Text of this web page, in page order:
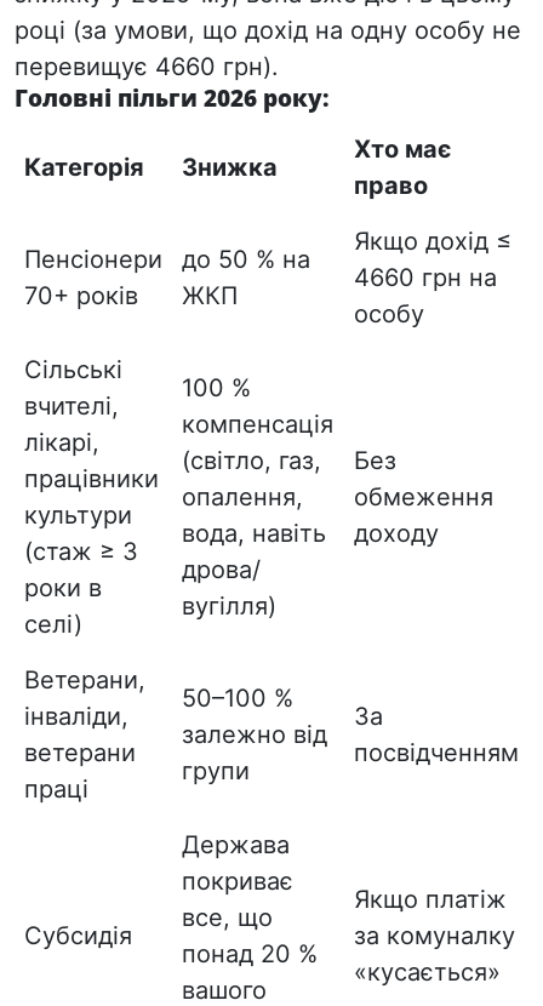
році (за умови, що дохід на одну особу не
перевищує 4660 грн).
Головні пільги 2026 року:
Категорія Знижка
Хто має
право
Пенсіонери
70+ років
до 50 % на
ЖКП
Якщо дохід ≤
4660 грн на
особу
Сільські
вчителі,
лікарі,
працівники
культури
(стаж ≥ 3
роки в
селі)
100 %
компенсація
(світло, газ,
опалення,
вода, навіть
дрова/
вугілля)
Без
обмеження
доходу
Ветерани,
інваліди,
ветерани
праці
50–100 %
залежно від
групи
За
посвідченням
Субсидія
Держава
покриває
все, що
понад 20 %
вашого
Якщо платіж
за комуналку
«кусається»